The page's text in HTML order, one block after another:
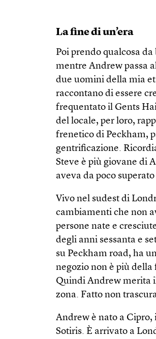
La fine di un’era
Poi prendo qualcosa
mentre Andrew passa
due uomini della mia
raccontano di essere
frequentato il Gents
del locale, per loro,
frenetico di Peckham,
gentrificazione.
Steve è più giovane di
aveva da poco superato
Vivo nel sudest di
cambiamenti che non
persone nate e
degli anni sessanta e
su Peckham road, ha
negozio non è più
Quindi Andrew merita
zona. Fatto non
Andrew è nato a
Sotiris. È arrivato a